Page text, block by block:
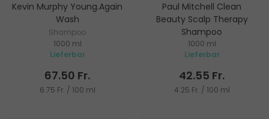
Kevin Murphy Young.Again
Wash
Shampoo
1000 ml
Lieferbar
67.50 Fr.
6.75 Fr. / 100 ml
Paul Mitchell Clean
Beauty Scalp Therapy
Shampoo
Shampoo
1000 ml
Lieferbar
42.55 Fr.
4.25 Fr. / 100 ml